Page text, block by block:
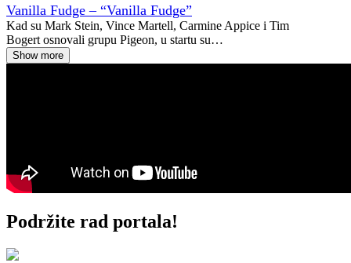
Vanilla Fudge – “Vanilla Fudge”
Kad su Mark Stein, Vince Martell, Carmine Appice i Tim
Bogert osnovali grupu Pigeon, u startu su…
Show more
Podržite rad portala!